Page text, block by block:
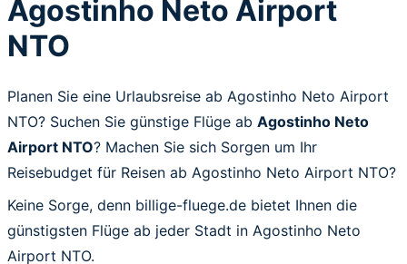
Agostinho Neto Airport
NTO
Planen Sie eine Urlaubsreise ab Agostinho Neto Airport
NTO? Suchen Sie günstige Flüge ab Agostinho Neto
Airport NTO? Machen Sie sich Sorgen um Ihr
Reisebudget für Reisen ab Agostinho Neto Airport NTO?
Keine Sorge, denn billige-fluege.de bietet Ihnen die
günstigsten Flüge ab jeder Stadt in Agostinho Neto
Airport NTO.